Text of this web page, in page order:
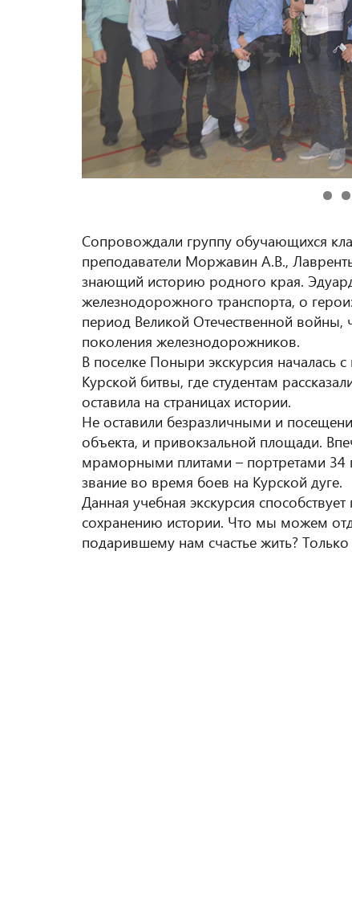
Сопровождали группу обучающихся
преподаватели Моржавин А.В.,
знающий историю родного края.
железнодорожного транспорта, о
период Великой Отечественной
поколения железнодорожников.
В поселке Поныри экскурсия началась
Курской битвы, где студентам
оставила на страницах истории.
Не оставили безразличными и
объекта, и привокзальной площади.
мраморными плитами – портретами 34
звание во время боев на Курской дуге.
Данная учебная экскурсия
сохранению истории. Что мы можем
подарившему нам счастье жить? Только